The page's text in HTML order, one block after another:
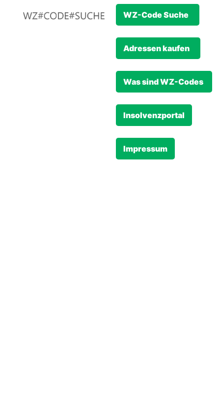
WZ-Code Suche
Adressen kaufen
Was sind WZ-Codes
Insolvenzportal
Impressum